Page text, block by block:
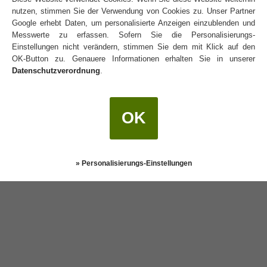
Kreuzung zu kommen.
Flirt ist das Training mit dem Unrichtigen für den
Richtigen.
Mode ist die bereitwillige Bejahung der
rätselhaften Tatsache, daß heute etwas schön ist,
nutzen, stimmen Sie der Verwendung von Cookies zu. Unser Partner
Google erhebt Daten, um personalisierte Anzeigen einzublenden und
Messwerte zu erfassen. Sofern Sie die Personalisierungs-
Einstellungen nicht verändern, stimmen Sie dem mit Klick auf den
OK-Button zu. Genauere Informationen erhalten Sie in unserer
Datenschutzverordnung.
OK
» Personalisierungs-Einstellungen